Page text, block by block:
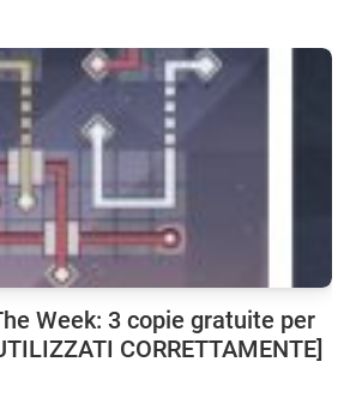
Week: 3 copie gratuite per
CORRETTAMENTE]